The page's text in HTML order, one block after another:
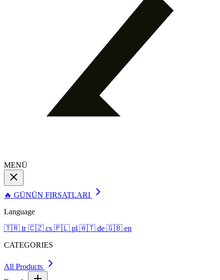
MENÜ
🔥 GÜNÜN FIRSATLARI
Language
🇹🇷 tr 🇨🇿 cs 🇵🇱 pl 🇦🇹 de 🇬🇧 en
CATEGORIES
All Products